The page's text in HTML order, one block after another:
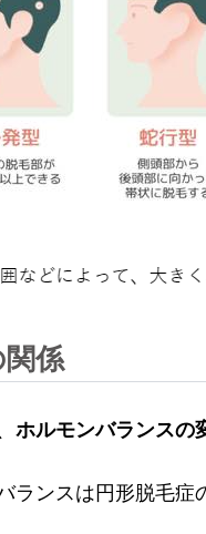
関係
ホルモンバランスの
ランスは円形脱毛症